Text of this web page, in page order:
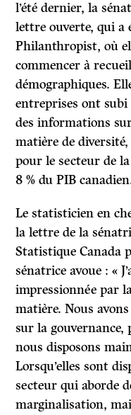
l’été dernier, la
lettre ouverte, qui a
Philanthropist, où
commencer à
démographiques.
entreprises ont
des informations
matière de diversité,
pour le secteur de
8 % du PIB
Le statisticien en
la lettre de la
Statistique Canada
sénatrice avoue : «
impressionnée par
matière. Nous
sur la gouvernance,
nous disposons
Lorsqu’elles sont
secteur qui aborde
marginalisation,